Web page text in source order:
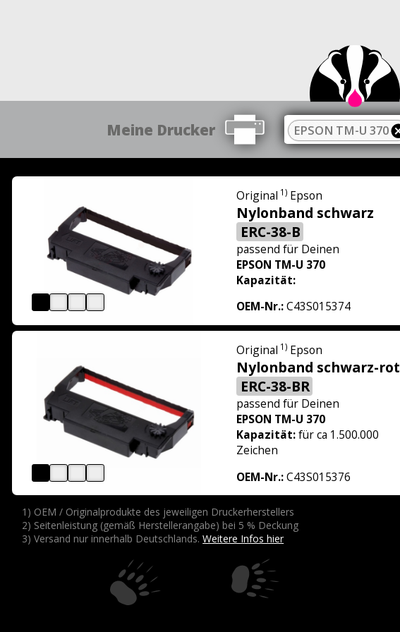
Meine Drucker EPSON TM-U 370
Original 1) Epson
Nylonband schwarz
ERC-38-B
passend für Deinen
EPSON TM-U 370
Kapazität:
OEM-Nr.:C43S015374
Original 1) Epson
Nylonband schwarz-rot
ERC-38-BR
passend für Deinen
EPSON TM-U 370
Kapazität:für ca 1.500.000
Zeichen
OEM-Nr.:C43S015376
1) OEM / Originalprodukte des jeweiligen Druckerherstellers
2) Seitenleistung (gemäß Herstellerangabe) bei 5 % Deckung
3) Versand nur innerhalb Deutschlands.Weitere Infos hier